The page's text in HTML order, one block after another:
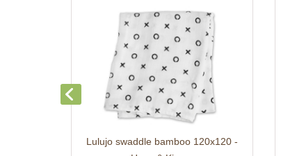
Lulujo swaddle bamboo 120x120 -